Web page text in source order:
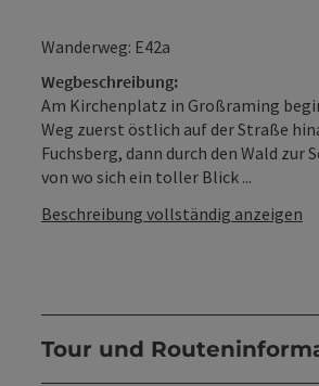
Wanderweg: E42a
Wegbeschreibung:
Am Kirchenplatz in Großraming
Weg zuerst östlich auf der Straße
Fuchsberg, dann durch den Wald zur
von wo sich ein toller Blick ...
Beschreibung vollständig anzeigen
Tour und